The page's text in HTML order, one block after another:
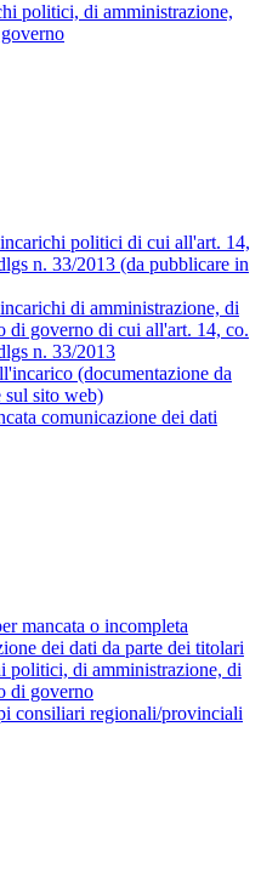
politici, di amministrazione,
politici di cui all'art. 14,
n. 33/2013 (da pubblicare in
di amministrazione, di
di governo di cui all'art. 14, co.
n. 33/2013
(documentazione da
sul sito web)
comunicazione dei dati
mancata o incompleta
dei dati da parte dei titolari
politici, di amministrazione, di
di governo
consiliari regionali/provinciali